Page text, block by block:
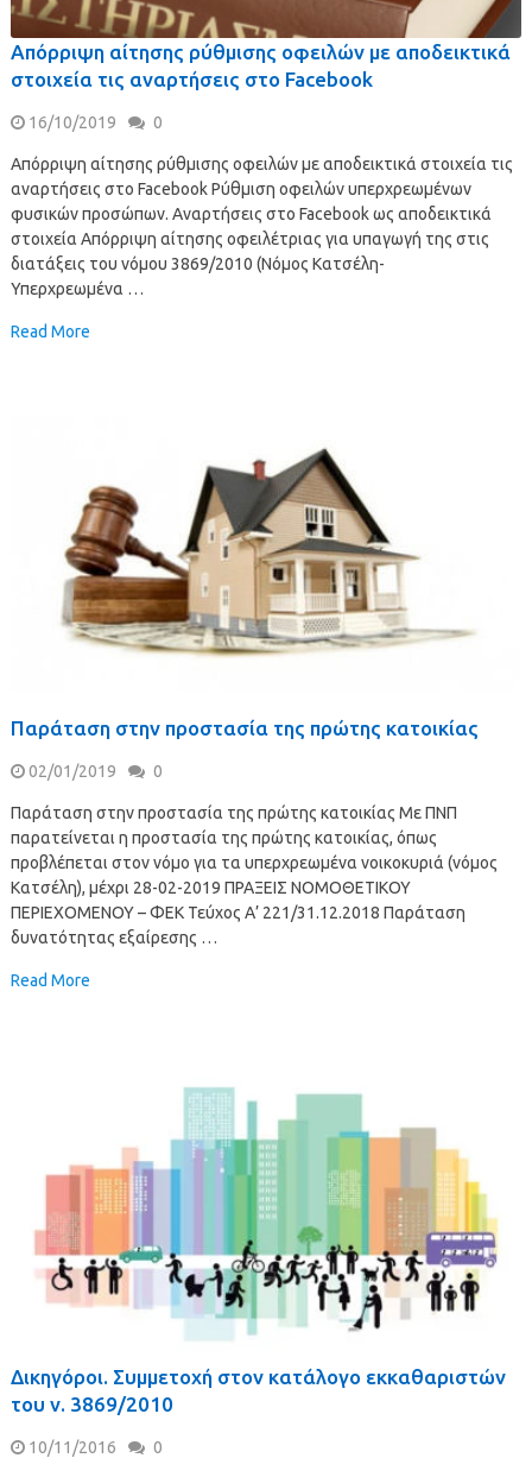
Απόρριψη αίτησης ρύθμισης οφειλών με αποδεικτικά
στοιχεία τις αναρτήσεις στο Facebook
16/10/2019 0
Απόρριψη αίτησης ρύθμισης οφειλών με αποδεικτικά στοιχεία τις
αναρτήσεις στο Facebook Ρύθμιση οφειλών υπερχρεωμένων
φυσικών προσώπων. Αναρτήσεις στο Facebook ως αποδεικτικά
στοιχεία Απόρριψη αίτησης οφειλέτριας για υπαγωγή της στις
διατάξεις του νόμου 3869/2010 (Νόμος Κατσέλη-
Υπερχρεωμένα …
Read More
Παράταση στην προστασία της πρώτης κατοικίας
02/01/2019 0
Παράταση στην προστασία της πρώτης κατοικίας Με ΠΝΠ
παρατείνεται η προστασία της πρώτης κατοικίας, όπως
προβλέπεται στον νόμο για τα υπερχρεωμένα νοικοκυριά (νόμος
Κατσέλη), μέχρι 28-02-2019 ΠΡΑΞΕΙΣ ΝΟΜΟΘΕΤΙΚΟΥ
ΠΕΡΙΕΧΟΜΕΝΟΥ – ΦΕΚ Τεύχος Α’ 221/31.12.2018 Παράταση
δυνατότητας εξαίρεσης …
Read More
Δικηγόροι. Συμμετοχή στον κατάλογο εκκαθαριστών
του ν. 3869/2010
10/11/2016 0